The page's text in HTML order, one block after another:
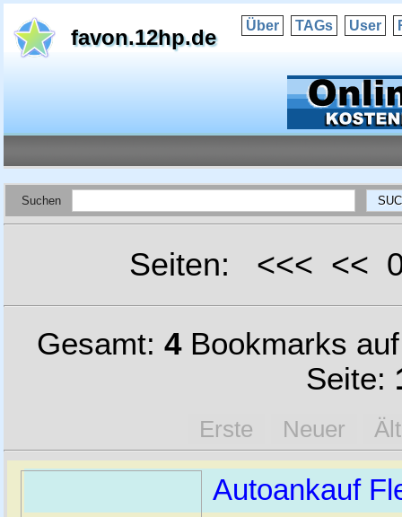
favon.12hp.de Über TAGs User
Suchen
Seiten: <<< <<
Gesamt: 4Bookmarks
Seite:
Erste Neuer
Autoankauf